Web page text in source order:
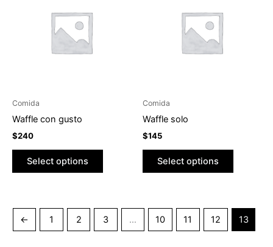
Comida
Waffle con gusto
$240
Select options
Comida
Waffle solo
$145
Select options
← 1 2 3 … 10 11 12 13